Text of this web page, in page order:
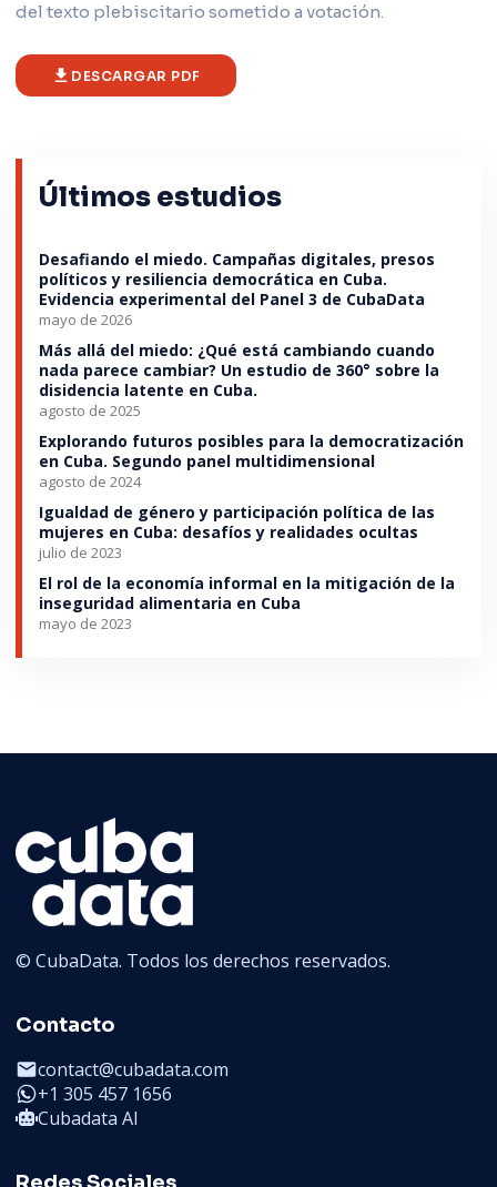
del texto plebiscitario sometido a votación.
DESCARGAR PDF
Últimos estudios
Desafiando el miedo. Campañas digitales, presos
políticos y resiliencia democrática en Cuba.
Evidencia experimental del Panel 3 de CubaData
mayo de 2026
Más allá del miedo: ¿Qué está cambiando cuando
nada parece cambiar? Un estudio de 360° sobre la
disidencia latente en Cuba.
agosto de 2025
Explorando futuros posibles para la democratización
en Cuba. Segundo panel multidimensional
agosto de 2024
Igualdad de género y participación política de las
mujeres en Cuba: desafíos y realidades ocultas
julio de 2023
El rol de la economía informal en la mitigación de la
inseguridad alimentaria en Cuba
mayo de 2023
© CubaData. Todos los derechos reservados.
Contacto
contact@cubadata.com
+1 305 457 1656
Cubadata AI